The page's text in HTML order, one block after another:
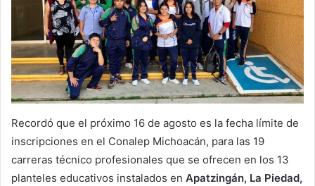
Recordó que el próximo 16 de agosto es la fecha límite de
inscripciones en el Conalep Michoacán, para las 19
carreras técnico profesionales que se ofrecen en los 13
planteles educativos instalados en Apatzingán, La Piedad,